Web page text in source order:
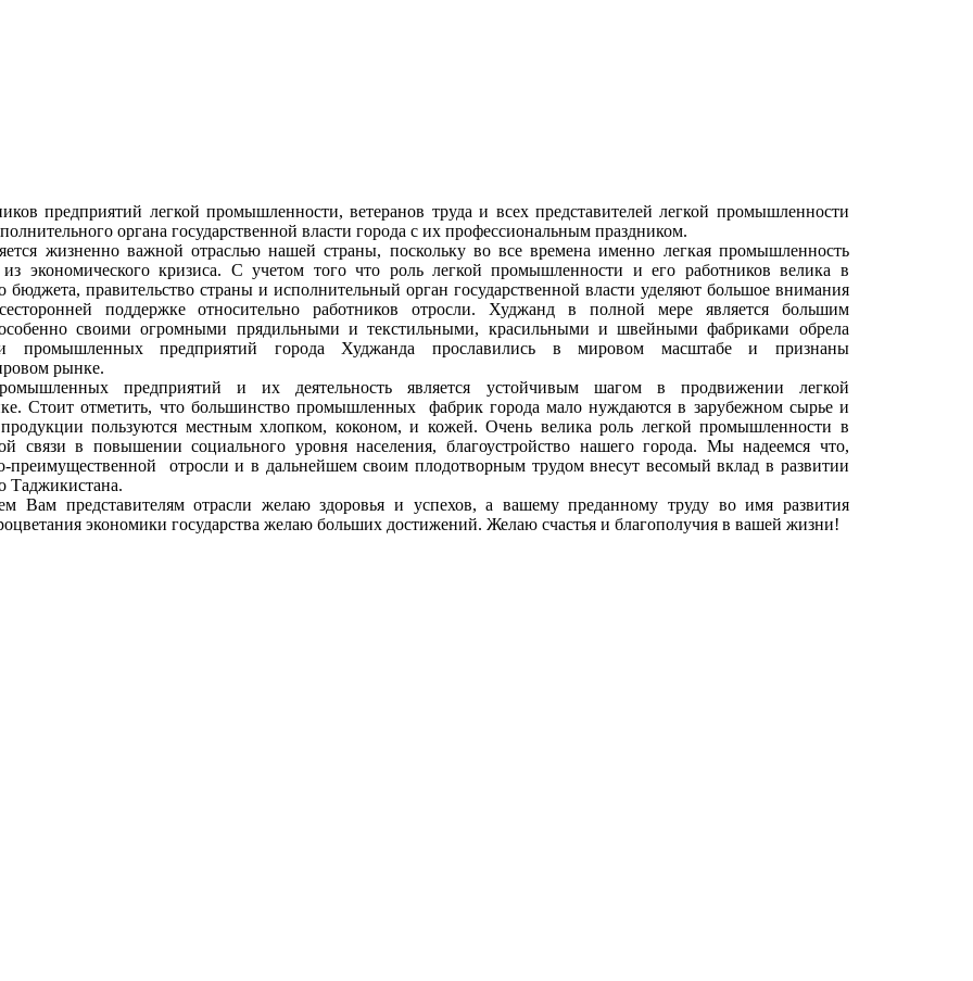
предприятий легкой промышленности, ветеранов труда и всех представителей легкой промышленности
органа государственной власти города с их профессиональным праздником.
жизненно важной отраслью нашей страны, поскольку во все времена именно легкая промышленность
из экономического кризиса. С учетом того что роль легкой промышленности и его работников велика в
бюджета, правительство страны и исполнительный орган государственной власти уделяют большое внимания
поддержке относительно работников отросли. Худжанд в полной мере является большим
своими огромными прядильными и текстильными, красильными и швейными фабриками обрела
промышленных предприятий города Худжанда прославились в мировом масштабе и признаны
рынке.
предприятий и их деятельность является устойчивым шагом в продвижении легкой
Стоит отметить, что большинство промышленных фабрик города мало нуждаются в зарубежном сырье и
пользуются местным хлопком, коконом, и кожей. Очень велика роль легкой промышленности в
связи в повышении социального уровня населения, благоустройство нашего города. Мы надеемся что,
преимущественной отросли и в дальнейшем своим плодотворным трудом внесут весомый вклад в развитии
Таджикистана.
Вам представителям отрасли желаю здоровья и успехов, а вашему преданному труду во имя развития
экономики государства желаю больших достижений. Желаю счастья и благополучия в вашей жизни!